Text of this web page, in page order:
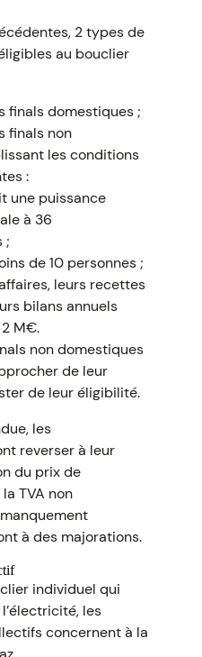
2 types de
au bouclier
finals domestiques ;
finals non
les conditions
:
une puissance
à 36
;
de 10 personnes ;
leurs recettes
bilans annuels
M€.
non domestiques
de leur
de leur éligibilité.
les
reverser à leur
du prix de
TVA non
à des majorations.
individuel qui
les
concernent à la